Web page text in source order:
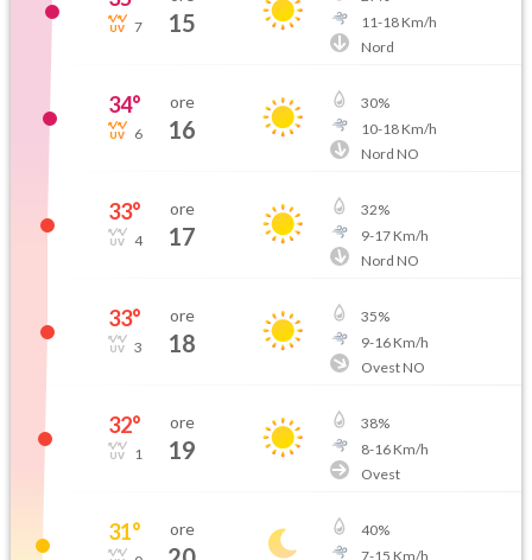
7 15
11-18Km/h
Nord
34°
6
ore
16
30%
10-18Km/h
Nord NO
33°
4
ore
17
32%
9-17Km/h
Nord NO
33°
3
ore
18
35%
9-16Km/h
Ovest NO
32°
1
ore
19
38%
8-16Km/h
Ovest
31° ore 40%
7-15 Km/h